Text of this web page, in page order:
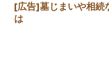
[広告]墓じまいや相続
は